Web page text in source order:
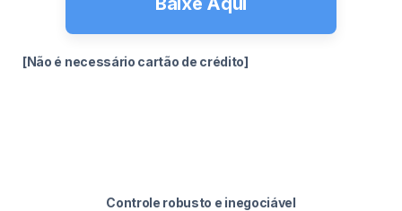
[Não é necessário cartão de crédito]
Controle robusto e inegociável